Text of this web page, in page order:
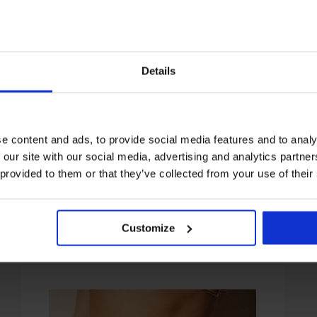
Details
content and ads, to provide social media features and to
site with our social media, advertising and analytics
to them or that they’ve collected from your use of
Customize
на бански костюм
1+1 БЕЗПЛАТНО
Разпродажба
Горнище на бански костюм
Marine
23,40 €
(45,77 лв.)
61,49
От същата колекция